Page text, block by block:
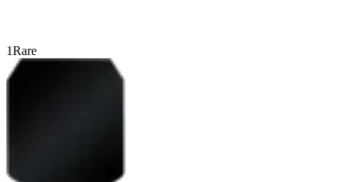
1Rare